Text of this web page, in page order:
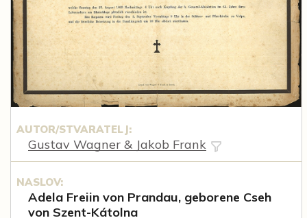
AUTOR/STVARATELJ:
Gustav Wagner & Jakob Frank
NASLOV:
Adela Freiin von Prandau, geborene Cseh
von Szent-Kátolna